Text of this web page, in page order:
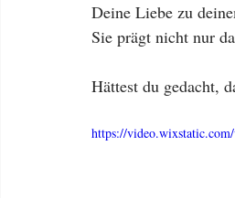
Deine Liebe zu
Sie prägt nicht nur
Hättest du gedacht,
https://